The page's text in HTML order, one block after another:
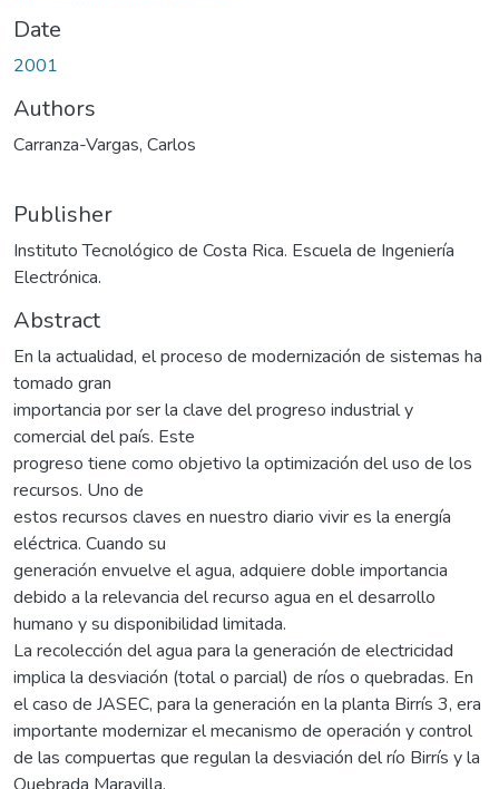
Date
2001
Authors
Carranza-Vargas, Carlos
Publisher
Instituto Tecnológico de Costa Rica. Escuela de Ingeniería
Electrónica.
Abstract
En la actualidad, el proceso de modernización de sistemas ha
tomado gran
importancia por ser la clave del progreso industrial y
comercial del país. Este
progreso tiene como objetivo la optimización del uso de los
recursos. Uno de
estos recursos claves en nuestro diario vivir es la energía
eléctrica. Cuando su
generación envuelve el agua, adquiere doble importancia
debido a la relevancia del recurso agua en el desarrollo
humano y su disponibilidad limitada.
La recolección del agua para la generación de electricidad
implica la desviación (total o parcial) de ríos o quebradas. En
el caso de JASEC, para la generación en la planta Birrís 3, era
importante modernizar el mecanismo de operación y control
de las compuertas que regulan la desviación del río Birrís y la